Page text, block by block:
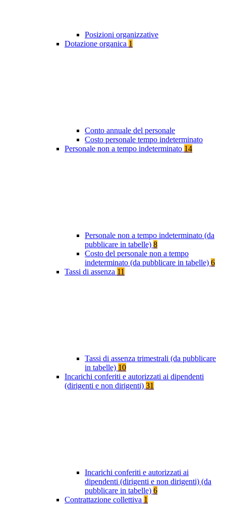
Posizioni organizzative
Dotazione organica 1
Conto annuale del personale
Costo personale tempo indeterminato
Personale non a tempo indeterminato 14
Personale non a tempo indeterminato (da
pubblicare in tabelle) 8
Costo del personale non a tempo
indeterminato (da pubblicare in tabelle) 6
Tassi di assenza 11
Tassi di assenza trimestrali (da pubblicare
in tabelle) 10
Incarichi conferiti e autorizzati ai dipendenti
(dirigenti e non dirigenti) 31
Incarichi conferiti e autorizzati ai
dipendenti (dirigenti e non dirigenti) (da
pubblicare in tabelle) 6
Contrattazione collettiva 1